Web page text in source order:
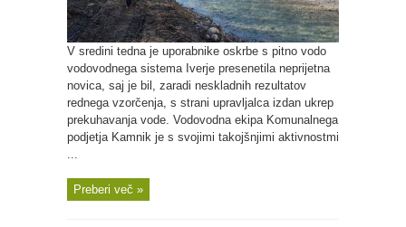
V sredini tedna je uporabnike oskrbe s pitno vodo
vodovodnega sistema Iverje presenetila neprijetna
novica, saj je bil, zaradi neskladnih rezultatov
rednega vzorčenja, s strani upravljalca izdan ukrep
prekuhavanja vode. Vodovodna ekipa Komunalnega
podjetja Kamnik je s svojimi takojšnjimi aktivnostmi
...
Preberi več »